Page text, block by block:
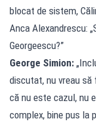
blocat de sistem,
Anca Alexandrescu:
Georgeescu?”
George Simion:
discutat, nu vreau
că nu este cazul, nu
complex, bine pus la